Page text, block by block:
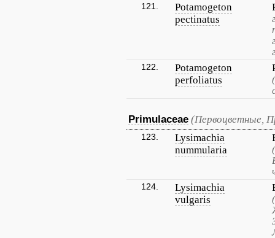
121.
Potamogeton
pectinatus
122.
Potamogeton
perfoliatus
Primulaceae (Первоцветные,
123.
Lysimachia
nummularia
124.
Lysimachia
vulgaris